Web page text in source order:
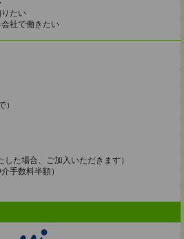
たい
社で働きたい
）
た場合、ご加入いただきます）
手数料半額）